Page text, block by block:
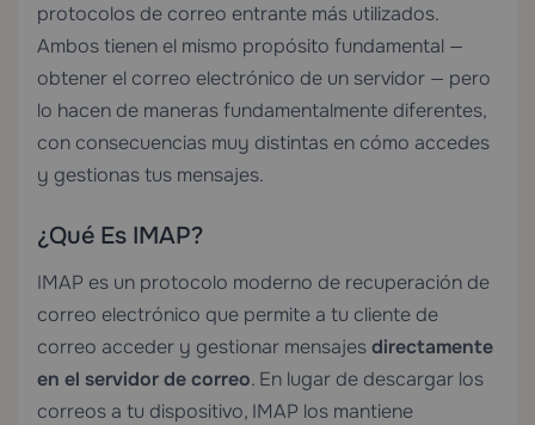
protocolos de correo entrante más utilizados.
Ambos tienen el mismo propósito fundamental —
obtener el correo electrónico de un servidor — pero
lo hacen de maneras fundamentalmente diferentes,
con consecuencias muy distintas en cómo accedes
y gestionas tus mensajes.
¿Qué Es IMAP?
IMAP es un protocolo moderno de recuperación de
correo electrónico que permite a tu cliente de
correo acceder y gestionar mensajesdirectamente
en el servidor de correo. En lugar de descargar los
correos a tu dispositivo, IMAP los mantiene